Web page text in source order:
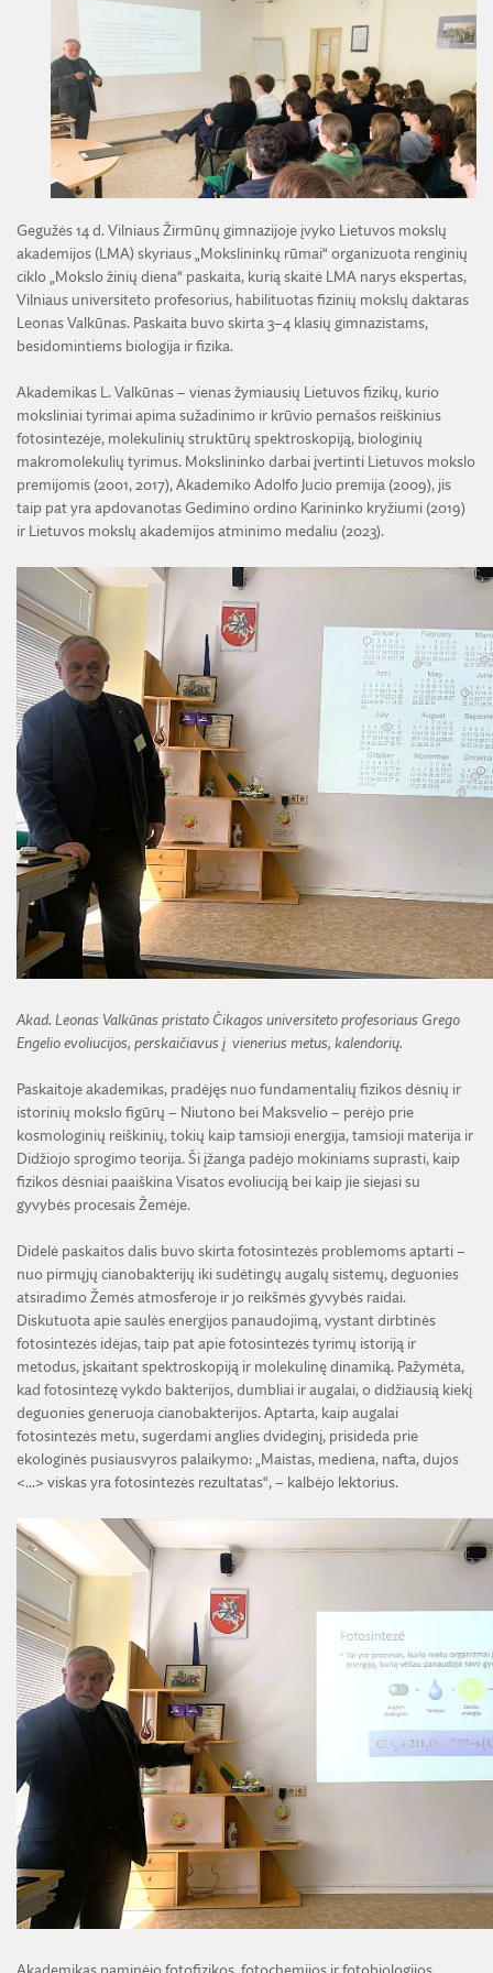
TECHNIKOS MOKSLŲ SKYRIUS
JAUNOJI AKADEMIJA
SKYRIAI IR PADALINIAI
PAREIGYBIŲ APRAŠYMAS IR ATLIEKAMOS FUNKCIJOS
ŠVIESAUS ATMINIMO LMA NARIAI
BENDRADARBIAVIMO SUTARTYS
KORUPCIJOS PREVENCIJA
PRANEŠĖJŲ APSAUGA
NUORODOS
LMA IR AKADEMIKAI ŽINIASKLAIDOJE
ES SF PARAMA LMA
ATVIRI DUOMENYS
FINANSŲ KONTROLĖS TAISYKLĖS
ŪKIO SUBJEKTŲ PRIEŽIŪRA
TARNYBINIAI LENGVIEJI AUTOMOBILIAI
LĖŠOS VEIKLAI VIEŠINTI
Gegužės 14 d. Vilniaus Žirmūnų gimnazijoje įvyko Lietuvos mokslų
akademijos (LMA) skyriaus „Mokslininkų rūmai“ organizuota renginių
ciklo „Mokslo žinių diena“ paskaita, kurią skaitė LMA narys ekspertas,
Vilniaus universiteto profesorius, habilituotas fizinių mokslų daktaras
Leonas Valkūnas. Paskaita buvo skirta 3–4 klasių gimnazistams,
besidomintiems biologija ir fizika.
Akademikas L. Valkūnas – vienas žymiausių Lietuvos fizikų, kurio
moksliniai tyrimai apima sužadinimo ir krūvio pernašos reiškinius
fotosintezėje, molekulinių struktūrų spektroskopiją, biologinių
makromolekulių tyrimus. Mokslininko darbai įvertinti Lietuvos mokslo
premijomis (2001, 2017), Akademiko Adolfo Jucio premija (2009), jis
taip pat yra apdovanotas Gedimino ordino Karininko kryžiumi (2019)
ir Lietuvos mokslų akademijos atminimo medaliu (2023).
Akad. Leonas Valkūnas pristato Čikagos universiteto profesoriaus Grego
Engelio evoliucijos, perskaičiavus į vienerius metus, kalendorių.
Paskaitoje akademikas, pradėjęs nuo fundamentalių fizikos dėsnių ir
istorinių mokslo figūrų – Niutono bei Maksvelio – perėjo prie
kosmologinių reiškinių, tokių kaip tamsioji energija, tamsioji materija ir
Didžiojo sprogimo teorija. Ši įžanga padėjo mokiniams suprasti, kaip
fizikos dėsniai paaiškina Visatos evoliuciją bei kaip jie siejasi su
gyvybės procesais Žemėje.
Didelė paskaitos dalis buvo skirta fotosintezės problemoms aptarti –
nuo pirmųjų cianobakterijų iki sudėtingų augalų sistemų, deguonies
atsiradimo Žemės atmosferoje ir jo reikšmės gyvybės raidai.
Diskutuota apie saulės energijos panaudojimą, vystant dirbtinės
fotosintezės idėjas, taip pat apie fotosintezės tyrimų istoriją ir
metodus, įskaitant spektroskopiją ir molekulinę dinamiką. Pažymėta,
kad fotosintezę vykdo bakterijos, dumbliai ir augalai, o didžiausią kiekį
deguonies generuoja cianobakterijos. Aptarta, kaip augalai
fotosintezės metu, sugerdami anglies dvideginį, prisideda prie
ekologinės pusiausvyros palaikymo: „Maistas, mediena, nafta, dujos
<...> viskas yra fotosintezės rezultatas“, – kalbėjo lektorius.